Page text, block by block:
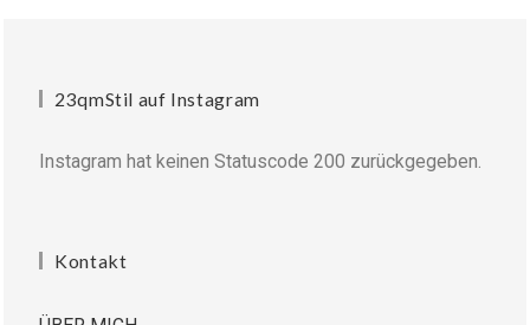
23qmStil auf Instagram
Instagram hat keinen Statuscode 200 zurückgegeben.
Kontakt